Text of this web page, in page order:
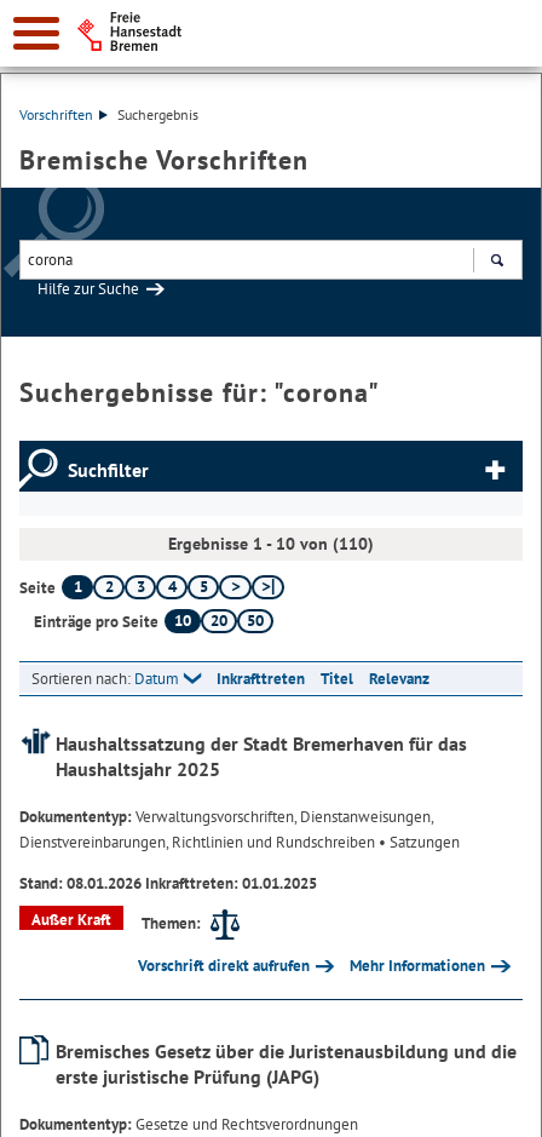
Vorschriften Suchergebnis
Bremische Vorschriften
Hilfe zur Suche
Suchergebnisse für: "corona"
Suchfilter
Ergebnisse 1 - 10 von (110)
Seite 1 2 3 4
5
Einträge pro Seite
10 20 50
Sortieren nach: Datum Inkrafttreten Titel Relevanz
Haushaltssatzung der Stadt Bremerhaven für das
Haushaltsjahr 2025
Dokumententyp:Verwaltungsvorschriften, Dienstanweisungen,
Dienstvereinbarungen, Richtlinien und Rundschreiben • Satzungen
Stand: 08.01.2026 Inkrafttreten: 01.01.2025
Außer Kraft
Themen:
Vorschrift direkt aufrufen Mehr Informationen
Bremisches Gesetz über die Juristenausbildung und die
erste juristische Prüfung (JAPG)
Dokumententyp:Gesetze und Rechtsverordnungen